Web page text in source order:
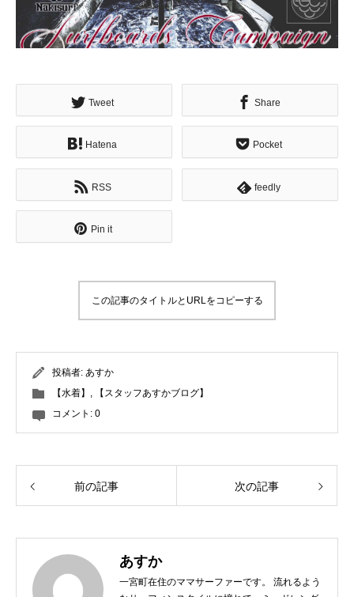
Tweet Share
Hatena Pocket
RSS feedly
Pin it
この記事のタイトルとURLをコピーする
投稿者: あすか
【水着】 ,
【スタッフあすかブログ】
コメント: 0
前の記事 次の記事
あすか
一宮町在住のママサーファーです。 流れるよう